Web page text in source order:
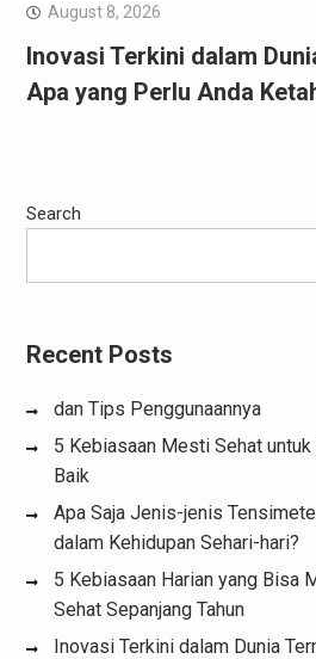
August 8, 2026
Inovasi Terkini dalam
Apa yang Perlu Anda
Search
Recent Posts
dan Tips Penggunaannya
5 Kebiasaan Mesti Sehat
Baik
Apa Saja Jenis-jenis
dalam Kehidupan Sehari-hari?
5 Kebiasaan Harian yang Bisa
Sehat Sepanjang Tahun
Inovasi Terkini dalam Dunia